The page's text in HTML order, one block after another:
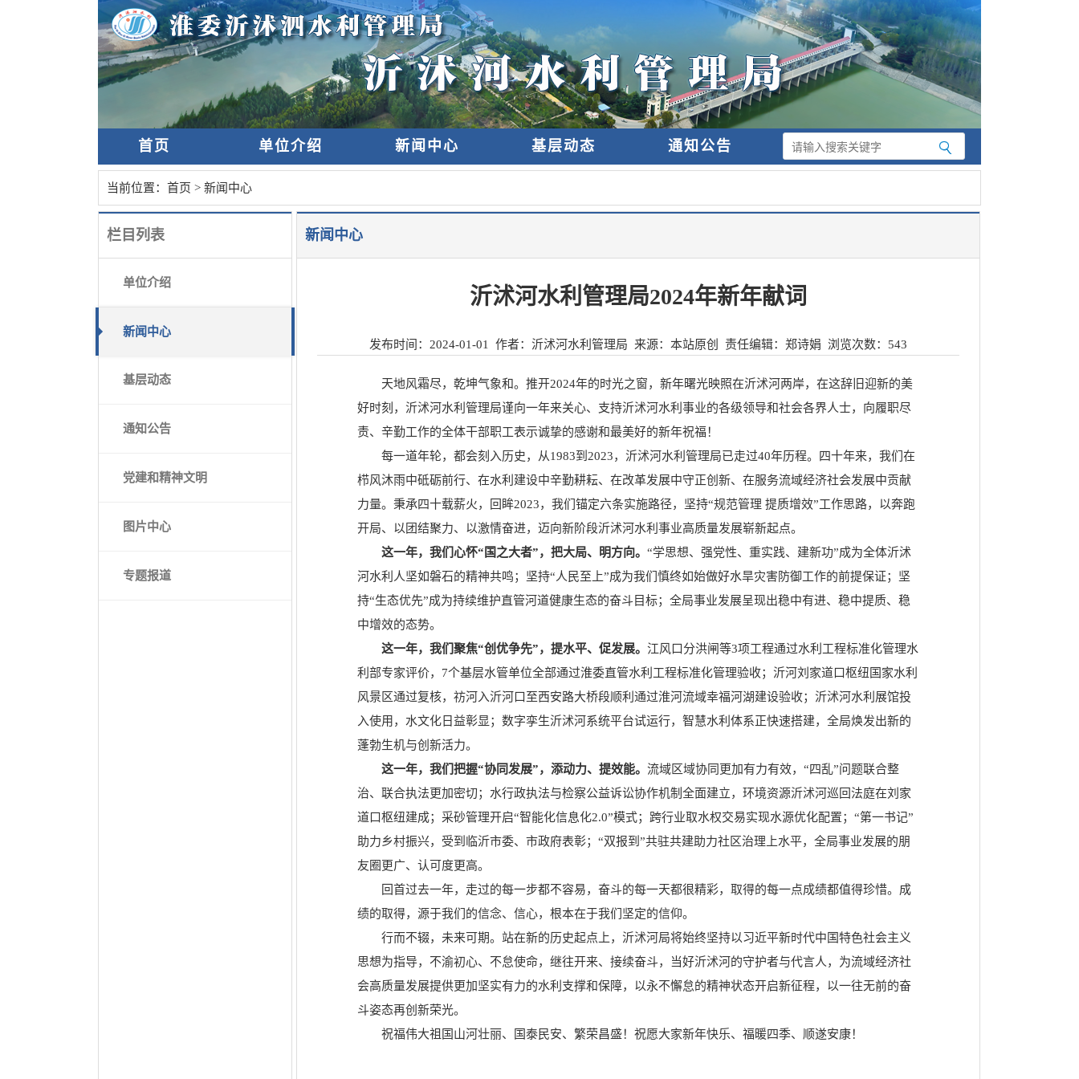
首页 单位介绍 新闻中心 基层动态 通知公告
当前位置： 首页 > 新闻中心
栏目列表
单位介绍
新闻中心
基层动态
通知公告
党建和精神文明
图片中心
专题报道
新闻中心
沂沭河水利管理局2024年新年献词
发布时间： 2024-01-01 作者：沂沭河水利管理局 来源： 本站原创 责任编辑：郑诗娟 浏览次数： 543
天地风霜尽，乾坤气象和。推开2024年的时光之窗，新年曙光映照在沂沭河两岸，在这辞旧迎新的美
好时刻，沂沭河水利管理局谨向一年来关心、支持沂沭河水利事业的各级领导和社会各界人士，向履职尽
责、辛勤工作的全体干部职工表示诚挚的感谢和最美好的新年祝福！
每一道年轮，都会刻入历史，从1983到2023，沂沭河水利管理局已走过40年历程。四十年来，我们在
栉风沐雨中砥砺前行、在水利建设中辛勤耕耘、在改革发展中守正创新、在服务流域经济社会发展中贡献
力量。秉承四十载薪火，回眸2023，我们锚定六条实施路径，坚持“规范管理 提质增效”工作思路，以奔跑
开局、以团结聚力、以激情奋进，迈向新阶段沂沭河水利事业高质量发展崭新起点。
这一年，我们心怀“国之大者”，把大局、明方向。 “学思想、强党性、重实践、建新功”成为全体沂沭
河水利人坚如磐石的精神共鸣；坚持“人民至上”成为我们慎终如始做好水旱灾害防御工作的前提保证；坚
持“生态优先”成为持续维护直管河道健康生态的奋斗目标；全局事业发展呈现出稳中有进、稳中提质、稳
中增效的态势。
这一年，我们聚焦“创优争先”，提水平、促发展。 江风口分洪闸等3项工程通过水利工程标准化管理水
利部专家评价，7个基层水管单位全部通过淮委直管水利工程标准化管理验收；沂河刘家道口枢纽国家水利
风景区通过复核，祊河入沂河口至西安路大桥段顺利通过淮河流域幸福河湖建设验收；沂沭河水利展馆投
入使用，水文化日益彰显；数字孪生沂沭河系统平台试运行，智慧水利体系正快速搭建，全局焕发出新的
蓬勃生机与创新活力。
这一年，我们把握“协同发展”，添动力、提效能。 流域区域协同更加有力有效，“四乱”问题联合整
治、联合执法更加密切；水行政执法与检察公益诉讼协作机制全面建立，环境资源沂沭河巡回法庭在刘家
道口枢纽建成；采砂管理开启“智能化信息化2.0”模式；跨行业取水权交易实现水源优化配置；“第一书记”
助力乡村振兴，受到临沂市委、市政府表彰；“双报到”共驻共建助力社区治理上水平，全局事业发展的朋
友圈更广、认可度更高。
回首过去一年，走过的每一步都不容易，奋斗的每一天都很精彩，取得的每一点成绩都值得珍惜。成
绩的取得，源于我们的信念、信心，根本在于我们坚定的信仰。
行而不辍，未来可期。站在新的历史起点上，沂沭河局将始终坚持以习近平新时代中国特色社会主义
思想为指导，不渝初心、不怠使命，继往开来、接续奋斗，当好沂沭河的守护者与代言人，为流域经济社
会高质量发展提供更加坚实有力的水利支撑和保障，以永不懈怠的精神状态开启新征程，以一往无前的奋
斗姿态再创新荣光。
祝福伟大祖国山河壮丽、国泰民安、繁荣昌盛！祝愿大家新年快乐、福暖四季、顺遂安康！